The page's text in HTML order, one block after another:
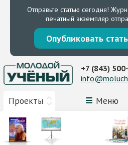
Отправьте статью сегодня!
печатный экземпляр
Опубликовать
Проекты Меню
+7 (843)